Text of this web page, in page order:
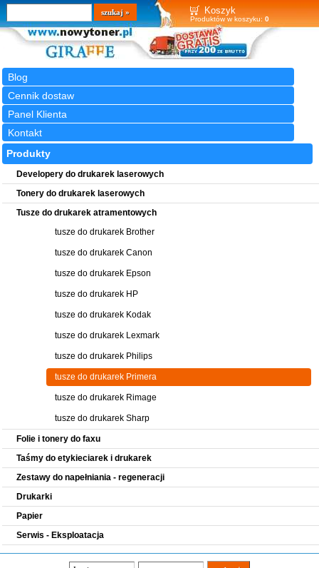
Koszyk
Produktów w koszyku: 0
Blog
Cennik dostaw
Panel Klienta
Kontakt
Wyszukiwarka
szukaj
Produkty
Developery do drukarek laserowych
Tonery do drukarek laserowych
Tusze do drukarek atramentowych
tusze do drukarek Brother
tusze do drukarek Canon
tusze do drukarek Epson
tusze do drukarek HP
tusze do drukarek Kodak
tusze do drukarek Lexmark
tusze do drukarek Philips
tusze do drukarek Primera
tusze do drukarek Rimage
tusze do drukarek Sharp
Folie i tonery do faxu
Taśmy do etykieciarek i drukarek
Zestawy do napełniania - regeneracji
Drukarki
Papier
Serwis - Eksploatacja